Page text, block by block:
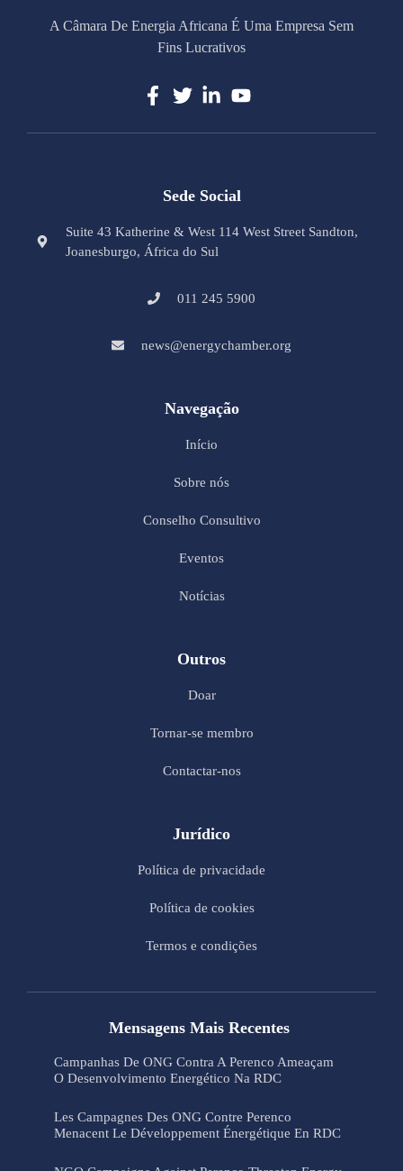
A Câmara De Energia Africana É Uma Empresa Sem
Fins Lucrativos
Sede Social
Suite 43 Katherine & West 114 West Street Sandton,
Joanesburgo, África do Sul
011 245 5900
news@energychamber.org
Navegação
Início
Sobre nós
Conselho Consultivo
Eventos
Notícias
Outros
Doar
Tornar-se membro
Contactar-nos
Jurídico
Política de privacidade
Política de cookies
Termos e condições
Mensagens Mais Recentes
Campanhas De ONG Contra A Perenco Ameaçam
O Desenvolvimento Energético Na RDC
Les Campagnes Des ONG Contre Perenco
Menacent Le Développement Énergétique En RDC